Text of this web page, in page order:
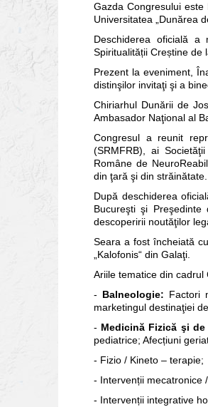
Gazda Congresului
Universitatea „Dunărea
Deschiderea oficială
Spiritualității Creștine de
Prezent la eveniment,
distinşilor invitaţi şi a
Chiriarhul Dunării de
Ambasador Naţional al
Congresul a reunit
(SRMFRB), ai
Române de
din ţară şi din străinătate.
După deschiderea
Bucureşti şi
descoperirii noutăţilor
Seara a fost încheiată
„Kalofonis“ din Galaţi.
Ariile tematice din
- Balneologie: Factori
marketingul destinaţiei
- Medicină Fizică şi de
pediatrice; Afecțiuni
- Fizio / Kineto – terapie;
- Intervenții mecatronice
- Intervenții integrative